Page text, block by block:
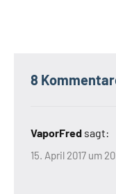
8
VaporFred sagt:
15. April 2017 um